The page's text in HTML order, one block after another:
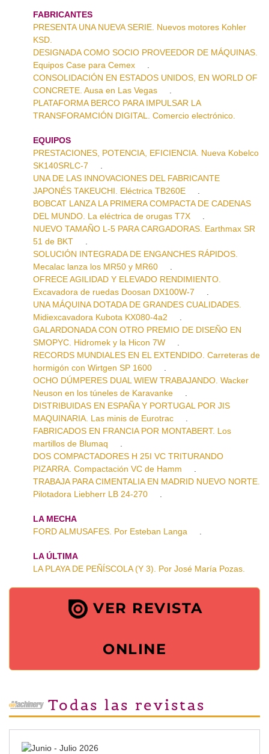
FABRICANTES
PRESENTA UNA NUEVA SERIE. Nuevos motores Kohler
KSD.
DESIGNADA COMO SOCIO PROVEEDOR DE MÁQUINAS.
Equipos Case para Cemex
CONSOLIDACIÓN EN ESTADOS UNIDOS, EN WORLD OF
CONCRETE. Ausa en Las Vegas
PLATAFORMA BERCO PARA IMPULSAR LA
TRANSFORAMCIÓN DIGITAL. Comercio electrónico.
EQUIPOS
PRESTACIONES, POTENCIA, EFICIENCIA. Nueva Kobelco
SK140SRLC-7
UNA DE LAS INNOVACIONES DEL FABRICANTE
JAPONÉS TAKEUCHI. Eléctrica TB260E
BOBCAT LANZA LA PRIMERA COMPACTA DE CADENAS
DEL MUNDO. La eléctrica de orugas T7X
NUEVO TAMAÑO L-5 PARA CARGADORAS. Earthmax SR
51 de BKT
SOLUCIÓN INTEGRADA DE ENGANCHES RÁPIDOS.
Mecalac lanza los MR50 y MR60
OFRECE AGILIDAD Y ELEVADO RENDIMIENTO.
Excavadora de ruedas Doosan DX100W-7
UNA MÁQUINA DOTADA DE GRANDES CUALIDADES.
Midiexcavadora Kubota KX080-4a2
GALARDONADA CON OTRO PREMIO DE DISEÑO EN
SMOPYC. Hidromek y la Hicon 7W
RECORDS MUNDIALES EN EL EXTENDIDO. Carreteras de
hormigón con Wirtgen SP 1600
OCHO DÚMPERES DUAL WIEW TRABAJANDO. Wacker
Neuson en los túneles de Karavanke
DISTRIBUIDAS EN ESPAÑA Y PORTUGAL POR JIS
MAQUINARIA. Las minis de Eurotrac
FABRICADOS EN FRANCIA POR MONTABERT. Los
martillos de Blumaq
DOS COMPACTADORES H 25I VC TRITURANDO
PIZARRA. Compactación VC de Hamm
TRABAJA PARA CIMENTALIA EN MADRID NUEVO NORTE.
Pilotadora Liebherr LB 24-270
LA MECHA
FORD ALMUSAFES. Por Esteban Langa
LA ÚLTIMA
LA PLAYA DE PEÑÍSCOLA (Y 3). Por José María Pozas.
VER REVISTA
ONLINE
Todas las revistas